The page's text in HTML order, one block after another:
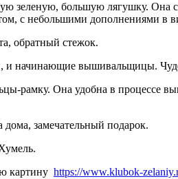
зеленую, большую лягушку. Она
с небольшими дополнениями в
обратный стежок.
и начинающие вышивальщицы.
рамку. Она удобна в процессе
замечательный подарок.
картину https://www.klubok-